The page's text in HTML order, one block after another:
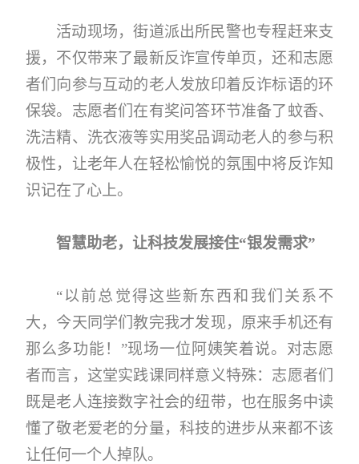
活动现场，街道派出所民警也专程赶来支
援，不仅带来了最新反诈宣传单页，还和志愿
者们向参与互动的老人发放印着反诈标语的环
保袋。志愿者们在有奖问答环节准备了蚊香、
洗洁精、洗衣液等实用奖品调动老人的参与积
极性，让老年人在轻松愉悦的氛围中将反诈知
识记在了心上。
智慧助老，让科技发展接住“银发需求”
“以前总觉得这些新东西和我们关系不
大，今天同学们教完我才发现，原来手机还有
那么多功能！”现场一位阿姨笑着说。对志愿
者而言，这堂实践课同样意义特殊：志愿者们
既是老人连接数字社会的纽带，也在服务中读
懂了敬老爱老的分量，科技的进步从来都不该
让任何一个人掉队。